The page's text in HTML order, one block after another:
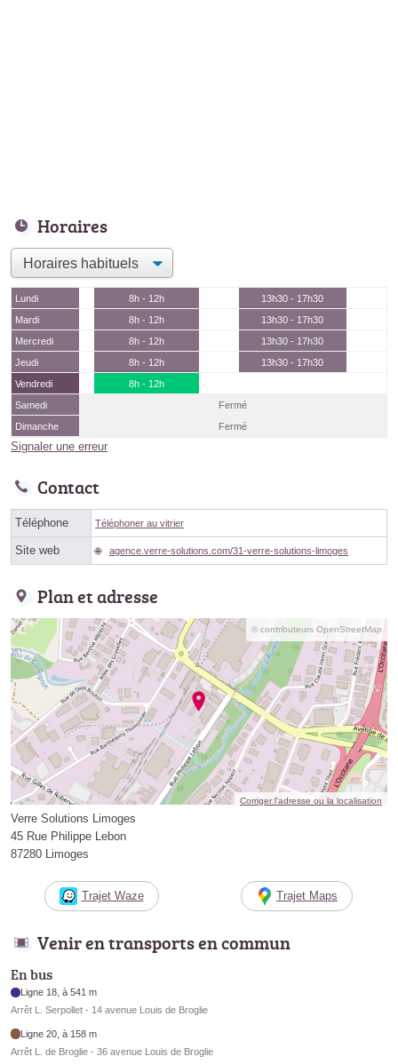
Horaires
Lundi 8h - 12h
13h30 - 17h30
Mardi
8h - 12h
13h30 - 17h30
Mercredi
8h - 12h
13h30 - 17h30
Jeudi
8h - 12h
13h30 - 17h30
Vendredi
8h - 12h
Samedi
Fermé
Dimanche
Fermé
Signaler une erreur
Contact
Téléphone Téléphoner au vitrier
Site web agence.verre-solutions.com/31-verre-solutions-limoges
Plan et adresse
© contributeurs OpenStreetMap
Corriger l’adresse ou la localisation
Verre Solutions Limoges
45 Rue Philippe Lebon
87280 Limoges
Trajet Waze Trajet Maps
Venir en transports en commun
En bus
Ligne 18, à 541 m
Arrêt L. Serpollet - 14 avenue Louis de Broglie
Ligne 20, à 158 m
Arrêt L. de Broglie - 36 avenue Louis de Broglie